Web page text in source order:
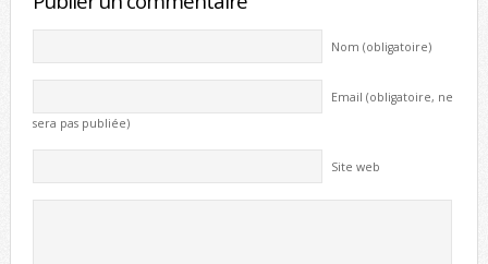
Nom (obligatoire)
Email (obligatoire, ne
sera pas publiée)
Site web